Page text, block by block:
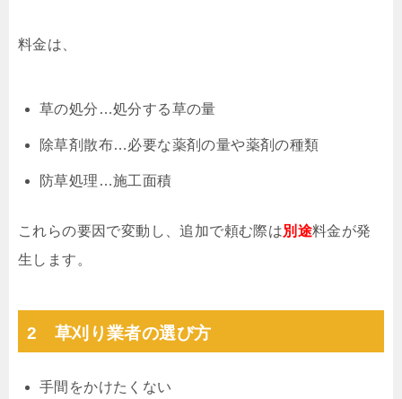
料金は、
草の処分…処分する草の量
除草剤散布…必要な薬剤の量や薬剤の種類
防草処理…施工面積
これらの要因で変動し、追加で頼む際は別途料金が発
生します。
2 草刈り業者の選び方
手間をかけたくない